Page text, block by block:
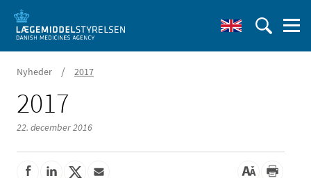
Nyheder / 2017
2017
22. december 2016